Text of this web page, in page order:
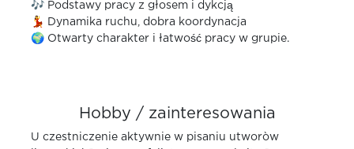
🎶 Podstawy pracy z głosem i dykcją
💃 Dynamika ruchu, dobra koordynacja
🌍 Otwarty charakter i łatwość pracy w grupie.
Hobby / zainteresowania
U czestniczenie aktywnie w pisaniu utworòw